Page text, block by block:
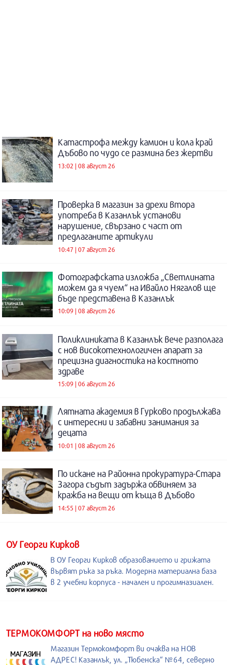
Катастрофа между камион и кола край
Дъбово по чудо се размина без жертви
13:02 | 08 август 26
Проверка в магазин за дрехи втора
употреба в Казанлък установи
нарушение, свързано с част от
предлаганите артикули
10:47 | 07 август 26
Фотографската изложба „Светлината
можем да я чуем“ на Ивайло Нягалов ще
бъде представена в Казанлък
10:09 | 08 август 26
Поликлиниката в Казанлък вече разполага
с нов високотехнологичен апарат за
прецизна диагностика на костното
здраве
15:09 | 06 август 26
Лятната академия в Гурково продължава
с интересни и забавни занимания за
децата
10:01 | 08 август 26
По искане на Районна прокуратура-Стара
Загора съдът задържа обвиняем за
кражба на вещи от къща в Дъбово
14:55 | 07 август 26
ОУ Георги Кирков
В ОУ Георги Кирков образованието и грижата
вървят ръка за ръка. Модерна материална база
в 2 учебни корпуса - начален и прогимназиален.
ТЕРМОКОМФОРТ на ново място
Магазин Термокомфорт ви очаква на НОВ
АДРЕС! Казанлък, ул. „Тюбенска“ №64, северно